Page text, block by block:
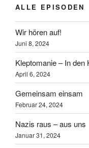
ALLE EPISODEN
Wir hören auf!
Juni 8, 2024
Kleptomanie – In den
April 6, 2024
Gemeinsam einsam
Februar 24, 2024
Nazis raus – aus uns
Januar 31, 2024